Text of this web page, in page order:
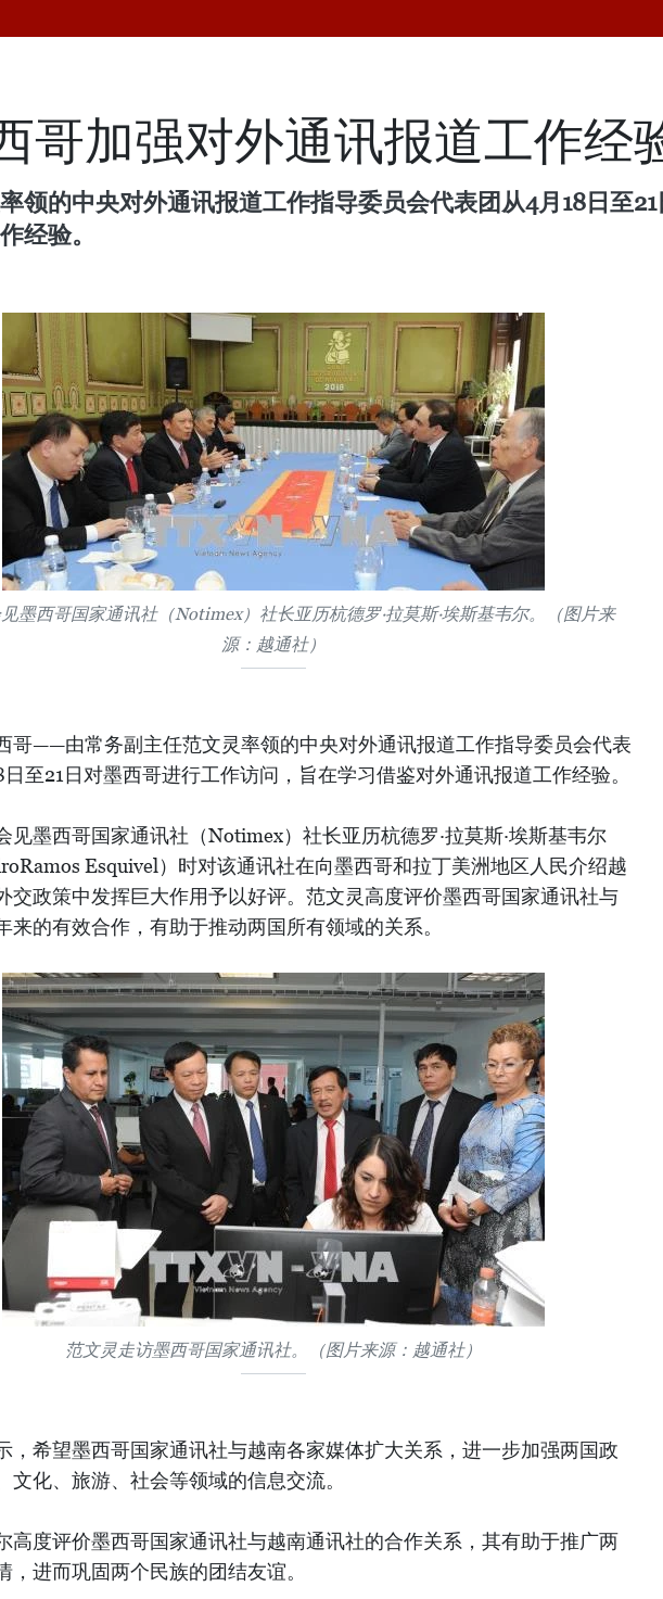
哥加强对外通讯报道工作经
领的中央对外通讯报道工作指导委员会代表团从4月18日至
经验。
墨西哥国家通讯社（Notimex）社长亚历杭德罗·拉莫斯·埃斯基韦尔。（图片来
源：越通社）
哥——由常务副主任范文灵率领的中央对外通讯报道工作指导委员会代表
日至21日对墨西哥进行工作访问，旨在学习借鉴对外通讯报道工作经验。
见墨西哥国家通讯社（Notimex）社长亚历杭德罗·拉莫斯·埃斯基韦尔
Esquivel）时对该通讯社在向墨西哥和拉丁美洲地区人民介绍越
交政策中发挥巨大作用予以好评。范文灵高度评价墨西哥国家通讯社与
来的有效合作，有助于推动两国所有领域的关系。
范文灵走访墨西哥国家通讯社。（图片来源：越通社）
，希望墨西哥国家通讯社与越南各家媒体扩大关系，进一步加强两国政
文化、旅游、社会等领域的信息交流。
高度评价墨西哥国家通讯社与越南通讯社的合作关系，其有助于推广两
，进而巩固两个民族的团结友谊。